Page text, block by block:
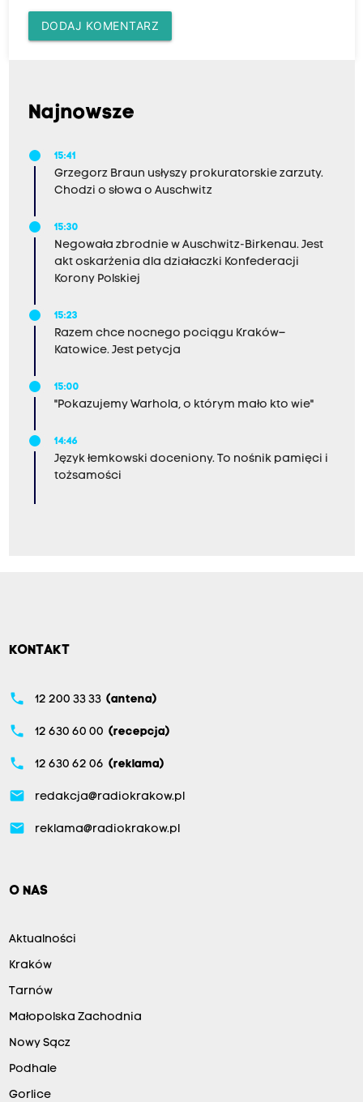
DODAJ KOMENTARZ
Najnowsze
15:41
Grzegorz Braun usłyszy prokuratorskie zarzuty.
Chodzi o słowa o Auschwitz
15:30
Negowała zbrodnie w Auschwitz-Birkenau. Jest
akt oskarżenia dla działaczki Konfederacji
Korony Polskiej
15:23
Razem chce nocnego pociągu Kraków–
Katowice. Jest petycja
15:00
"Pokazujemy Warhola, o którym mało kto wie"
14:46
Język łemkowski doceniony. To nośnik pamięci i
tożsamości
KONTAKT
phone 12 200 33 33 (antena)
phone 12 630 60 00 (recepcja)
phone 12 630 62 06 (reklama)
email redakcja@radiokrakow.pl
email reklama@radiokrakow.pl
O NAS
Aktualności
Kraków
Tarnów
Małopolska Zachodnia
Nowy Sącz
Podhale
Gorlice